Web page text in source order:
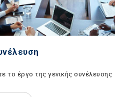
το έργο της γενικής συνέλευσης